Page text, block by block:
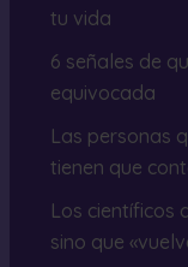
tu vida
6 señales de
equivocada
Las personas
tienen que
Los científicos
sino que